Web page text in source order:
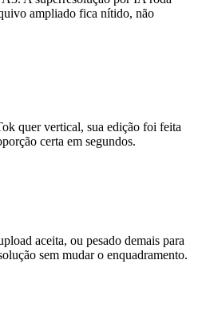
ampliado fica nítido, não
quer vertical, sua edição foi feita
certa em segundos.
aceita, ou pesado demais para
sem mudar o enquadramento.